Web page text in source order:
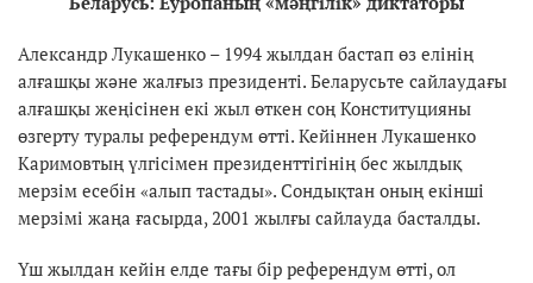
Александр Лукашенко – 1994 жылдан бастап өз елінің
алғашқы және жалғыз президенті. Беларусьте сайлаудағы
алғашқы жеңісінен екі жыл өткен соң Конституцияны
өзгерту туралы референдум өтті. Кейіннен Лукашенко
Каримовтың үлгісімен президенттігінің бес жылдық
мерзім есебін «алып тастады». Сондықтан оның екінші
мерзімі жаңа ғасырда, 2001 жылғы сайлауда басталды.
Үш жылдан кейін елде тағы бір референдум өтті, ол